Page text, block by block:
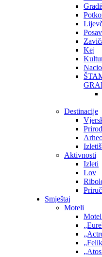
Kej
Destinacije
Aktivnosti
Izleti
Lov
Smještaj
Moteli